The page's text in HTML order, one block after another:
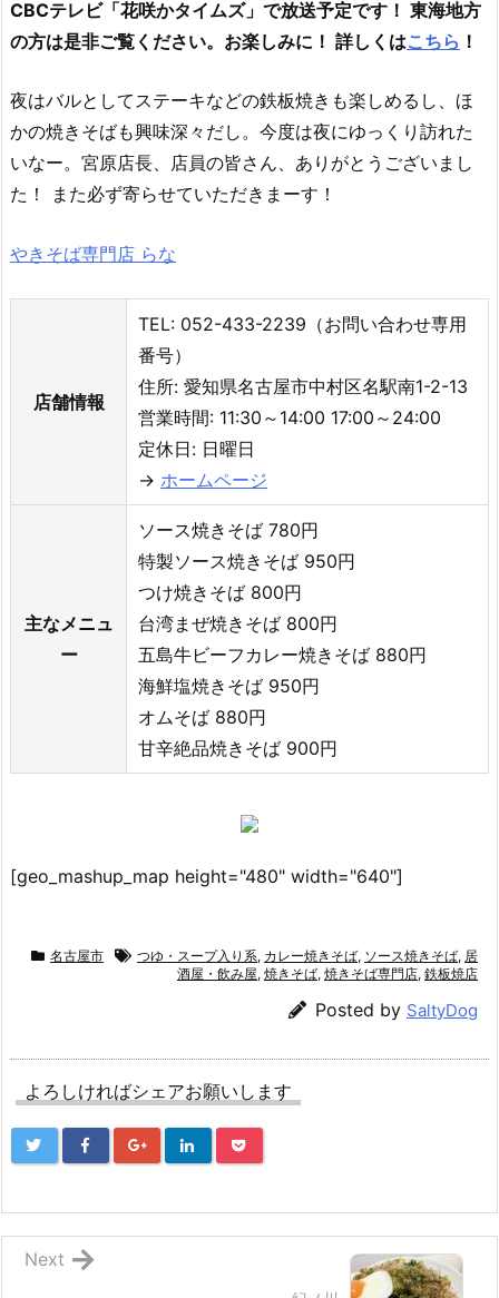
CBCテレビ「花咲かタイムズ」で放送予定です！ 東海地方
の方は是非ご覧ください。お楽しみに！ 詳しくはこちら ！
夜はバルとしてステーキなどの鉄板焼きも楽しめるし、ほ
かの焼きそばも興味深々だし。今度は夜にゆっくり訪れた
いなー。宮原店長、店員の皆さん、ありがとうございまし
た！ また必ず寄らせていただきまーす！
やきそば専門店 らな
店舗情報
TEL: 052-433-2239（お問い合わせ専用
番号）
住所: 愛知県名古屋市中村区名駅南1-2-13
営業時間: 11:30～14:00 17:00～24:00
定休日: 日曜日
→ ホームページ
主なメニュ
ー
ソース焼きそば 780円
特製ソース焼きそば 950円
つけ焼きそば 800円
台湾まぜ焼きそば 800円
五島牛ビーフカレー焼きそば 880円
海鮮塩焼きそば 950円
オムそば 880円
甘辛絶品焼きそば 900円
[geo_mashup_map height="480" width="640"]
名古屋市 つゆ・スープ入り系, カレー焼きそば, ソース焼きそば, 居
酒屋・飲み屋, 焼きそば, 焼きそば専門店, 鉄板焼店
Posted by SaltyDog
よろしければシェアお願いします
Next